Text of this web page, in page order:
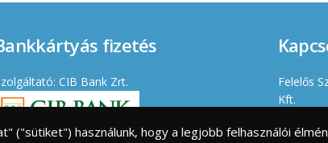
fizetés
CIB Bank Zrt.
Felelős
Kft.
Zólyomi
("sütiket") használunk, hogy a legjobb felhasználói